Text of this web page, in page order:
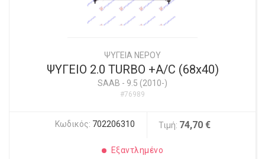
ΨΥΓΕΙΑ ΝΕΡΟΥ
ΨΥΓΕΙΟ 2.0 TURBO +A/C (68x40)
SAAB - 9.5 (2010-)
#76989
Κωδικός: 702206310 Τιμή: 74,70 €
Εξαντλημένο